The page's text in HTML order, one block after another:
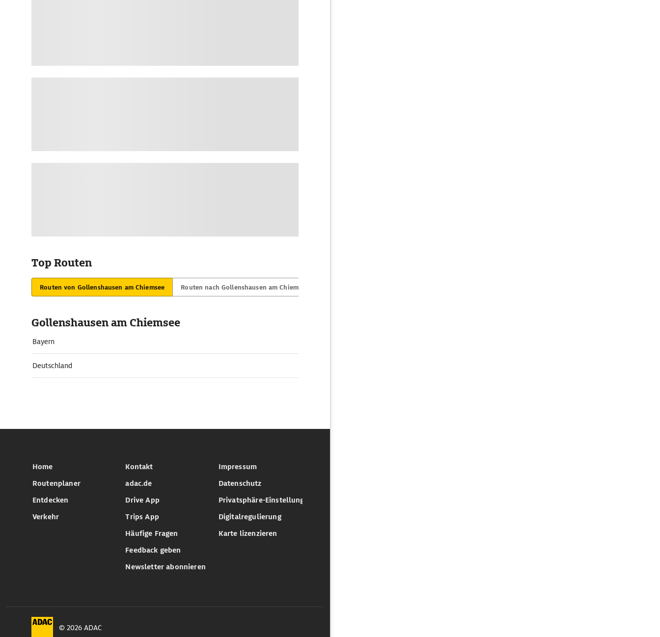
Top Routen
Routen von Gollenshausen am Chiemsee Routen nach Gollenshausen am Chiemsee
Gollenshausen am Chiemsee
Bayern
Deutschland
Home
Routenplaner
Entdecken
Verkehr
Kontakt
adac.de
Drive App
Trips App
Häufige Fragen
Feedback geben
Newsletter abonnieren
Impressum
Datenschutz
Privatsphäre-Einstellungen
Digitalregulierung
Karte lizenzieren
© 2026 ADAC